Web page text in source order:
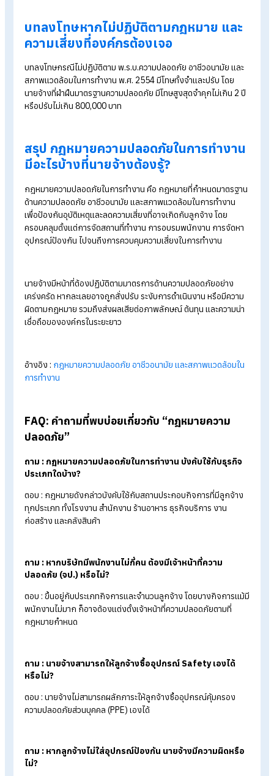
ปลอดภัย
นายจ้างต้องจัดให้มีการประเมินอันตราย ศึกษาผลกระทบของสภา
แวดล้อมในการทำงาน และจัดทำแผนดำเนินงานด้านความปลอดภัย
ขององค์กร รวมถึงอาจต้องส่งผลการประเมินและแผนดังกล่าวต่อ
หน่วยงานภาครัฐตามที่กฎหมายกำหนด
7. แจ้งอุบัติเหตุหรือเหตุอันตรายตามกฎหมาย
กรณีลูกจ้างเสียชีวิต นายจ้างต้องแจ้งต่อพนักงานตรวจความ
ปลอดภัยทันที และให้แจ้งรายละเอียดและสาเหตุเป็นหนังสือภา
7 วันนับตั้งแต่วันที่ลูกจ้างเสียชีวิต
กรณีสถานประกอบกิจการได้รับความเสียหายหรือต้องหยุดกา
ผลิต หรือมีบุคคลได้รับอันตรายอันเนื่องมาจากเพลิงไหม้ การ
ระเบิด หรือสารเคมีรั่วไหล ให้นาจ้างแจ้งต่อพนักงานตรวจควา
เงินทดแทน เมื่อนายจ้างแจ้งการประสบอันตรายหรือเจ็บป่วย
สำนักงานประกันสังคมตามกฎหมายดังกล่าวแล้ว ให้นายจ้าง
สำเนาหนังสือแจ้งนั้นต่อพนักงานตรวจความปลอดภัย
นอกจากนี้ นายจ้างยังมีหน้าที่ตามกฎหมายความปลอดภัยในด้านอื่
และหมวดอื่น ๆ ที่ต้องปฏิบัติตาม เพื่อให้สถานประกอบกิจการมีคว
อ่านเพิ่มเติมได้ที่:
บทลงโทษหากไม่ปฏิบัติตามกฎหมาย แล
ความเสี่ยงที่องค์กรต้องเจอ
นายจ้างที่ฝ่าฝืนมาตรฐานความปลอดภัย มีโทษสูงสุดจำคุกไม่เกิน
หรือปรับไม่เกิน 800,000 บาท
สรุป กฎหมายความปลอดภัยในการทำง
กฎหมายความปลอดภัยในการทำงาน คือ กฎหมายที่กำหนดมาตร
ด้านความปลอดภัย อาชีวอนามัย และสภาพแวดล้อมในการทำงาน
เพื่อป้องกันอุบัติเหตุและลดความเสี่ยงที่อาจเกิดกับลูกจ้าง โดย
ครอบคลุมตั้งแต่การจัดสถานที่ทำงาน การอบรมพนักงาน การจัด